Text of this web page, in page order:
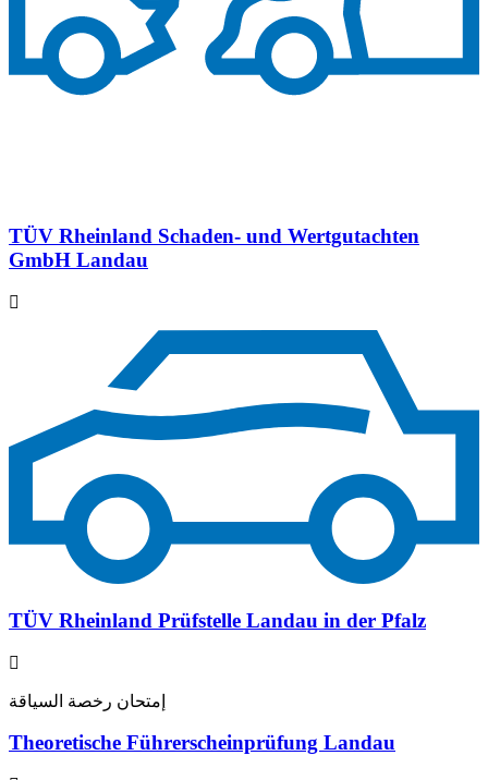
TÜV Rheinland Schaden- und Wertgutachten
GmbH Landau
TÜV Rheinland Prüfstelle Landau in der Pfalz
إمتحان رخصة السياقة
Theoretische Führerscheinprüfung Landau